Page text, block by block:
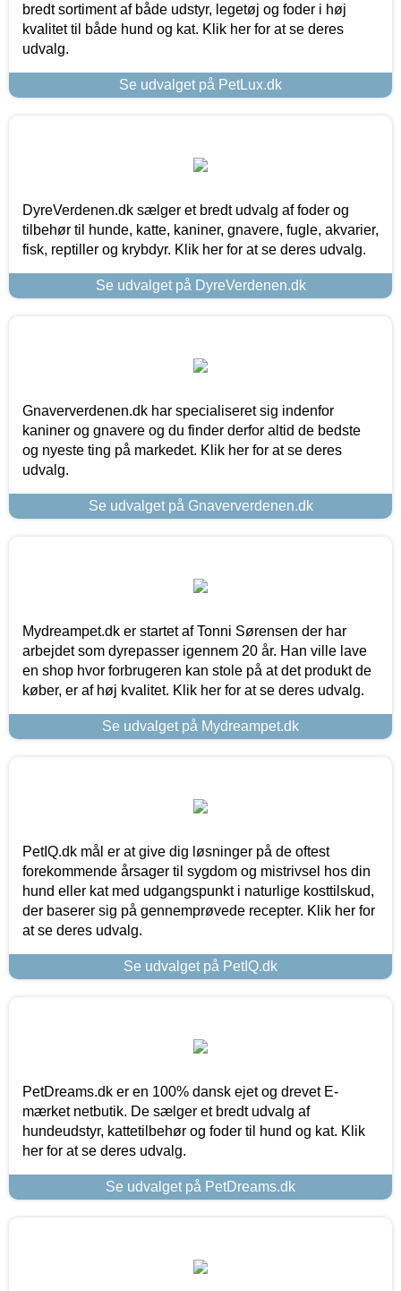
bredt sortiment af både udstyr, legetøj og foder i høj
kvalitet til både hund og kat. Klik her for at se deres
udvalg.
Se udvalget på PetLux.dk
DyreVerdenen.dk sælger et bredt udvalg af foder og
tilbehør til hunde, katte, kaniner, gnavere, fugle, akvarier,
fisk, reptiller og krybdyr. Klik her for at se deres udvalg.
Se udvalget på DyreVerdenen.dk
Gnaververdenen.dk har specialiseret sig indenfor
kaniner og gnavere og du finder derfor altid de bedste
og nyeste ting på markedet. Klik her for at se deres
udvalg.
Se udvalget på Gnaververdenen.dk
Mydreampet.dk er startet af Tonni Sørensen der har
arbejdet som dyrepasser igennem 20 år. Han ville lave
en shop hvor forbrugeren kan stole på at det produkt de
køber, er af høj kvalitet. Klik her for at se deres udvalg.
Se udvalget på Mydreampet.dk
PetIQ.dk mål er at give dig løsninger på de oftest
forekommende årsager til sygdom og mistrivsel hos din
hund eller kat med udgangspunkt i naturlige kosttilskud,
der baserer sig på gennemprøvede recepter. Klik her for
at se deres udvalg.
Se udvalget på PetIQ.dk
PetDreams.dk er en 100% dansk ejet og drevet E-
mærket netbutik. De sælger et bredt udvalg af
hundeudstyr, kattetilbehør og foder til hund og kat. Klik
her for at se deres udvalg.
Se udvalget på PetDreams.dk